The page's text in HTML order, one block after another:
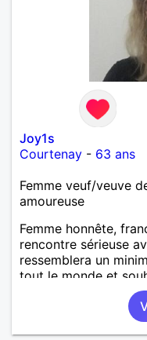
Joy1s
Courtenay - 63 ans
Femme veuf/veuve
amoureuse
Femme honnête,
rencontre sérieuse
ressemblera un
tout le monde et
relation sur du long